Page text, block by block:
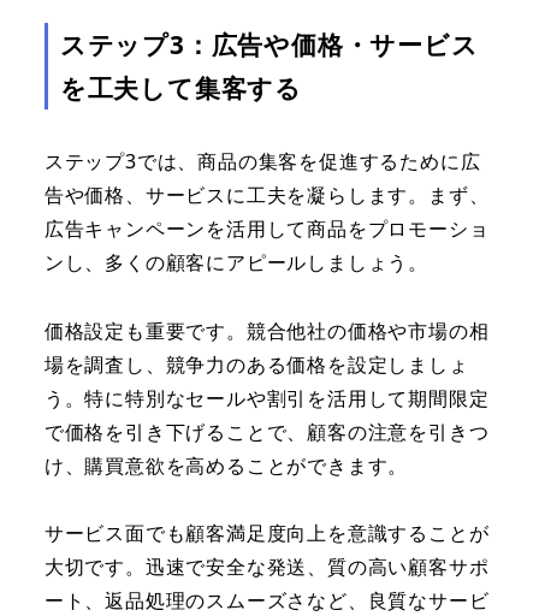
ステップ3：広告や価格・サービス
を工夫して集客する
ステップ3では、商品の集客を促進するために広
告や価格、サービスに工夫を凝らします。まず、
広告キャンペーンを活用して商品をプロモーショ
ンし、多くの顧客にアピールしましょう。
価格設定も重要です。競合他社の価格や市場の相
場を調査し、競争力のある価格を設定しましょ
う。特に特別なセールや割引を活用して期間限定
で価格を引き下げることで、顧客の注意を引きつ
け、購買意欲を高めることができます。
サービス面でも顧客満足度向上を意識することが
大切です。迅速で安全な発送、質の高い顧客サポ
ート、返品処理のスムーズさなど、良質なサービ